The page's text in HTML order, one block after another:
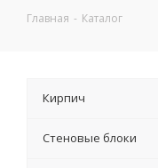
Главная - Каталог
Кирпич
Стеновые блоки